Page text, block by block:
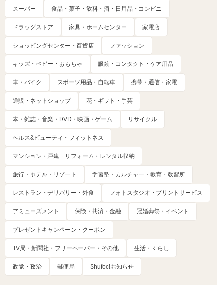
スーパー 食品・菓子・飲料・酒・日用品・コンビニ
ドラッグストア 家具・ホームセンター 家電店
ショッピングセンター・百貨店 ファッション
キッズ・ベビー・おもちゃ 眼鏡・コンタクト・ケア用品
車・バイク スポーツ用品・自転車 携帯・通信・家電
通販・ネットショップ 花・ギフト・手芸
本・雑誌・音楽・DVD・映画・ゲーム リサイクル
ヘルス&ビューティ・フィットネス
マンション・戸建・リフォーム・レンタル収納
旅行・ホテル・リゾート 学習塾・カルチャー・教育・教習所
レストラン・デリバリー・外食 フォトスタジオ・プリントサービス
アミューズメント 保険・共済・金融 冠婚葬祭・イベント
プレゼントキャンペーン・クーポン
TV局・新聞社・フリーペーパー・その他 生活・くらし
政党・政治 郵便局 Shufoo!お知らせ